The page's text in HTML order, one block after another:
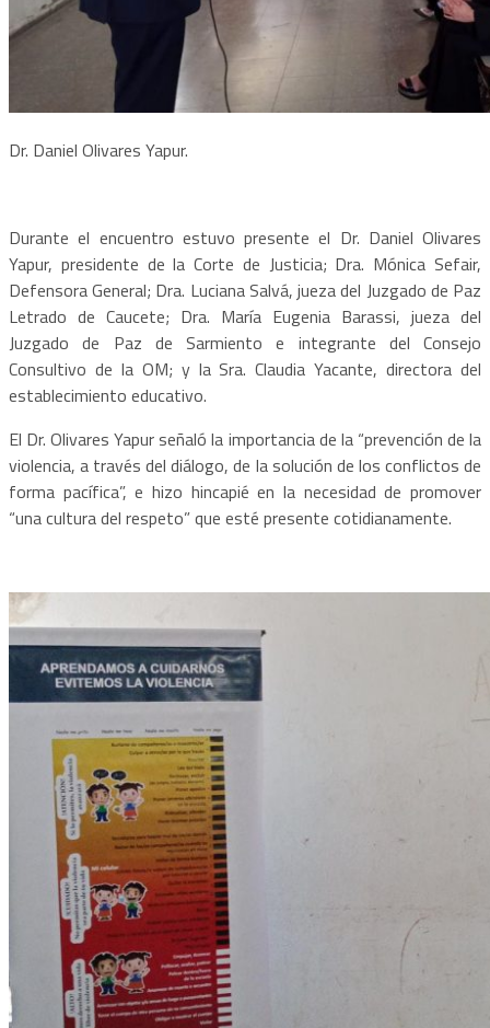
Dr. Daniel Olivares Yapur.
Durante el encuentro estuvo presente el Dr. Daniel Olivares
Yapur, presidente de la Corte de Justicia; Dra. Mónica Sefair,
Defensora General; Dra. Luciana Salvá, jueza del Juzgado de Paz
Letrado de Caucete; Dra. María Eugenia Barassi, jueza del
Juzgado de Paz de Sarmiento e integrante del Consejo
Consultivo de la OM; y la Sra. Claudia Yacante, directora del
establecimiento educativo.
El Dr. Olivares Yapur señaló la importancia de la “prevención de la
violencia, a través del diálogo, de la solución de los conflictos de
forma pacífica”, e hizo hincapié en la necesidad de promover
“una cultura del respeto” que esté presente cotidianamente.